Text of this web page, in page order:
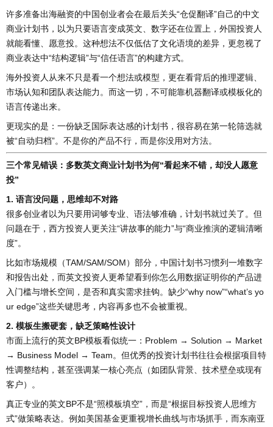
许多准备出海融资的中国创业者会在最后关头“仓促翻译”自己的中文
商业计划书，以为只要语言变成英文、数字还在位置上，外国投资人
就能看懂、愿意投。这种想法不仅低估了文化语境的差异，更忽视了
商业表达中“结构逻辑”与“信任语言”的构建方式。
海外投资人从来不只是看一个想法或模型，更在看背后的推理逻辑、
市场认知和团队表达能力。而这一切，不可能靠机器翻译或模板化的
语言传递出来。
更现实的是：一份缺乏国际表达感的计划书，很容易在第一轮筛选就
被“自动归档”。不是你的产品不行，而是你没用对方法。
三个常见错误：多数英文商业计划书为何“看起来不错，却没人愿意
投”
1. 语言没问题，思维却不对路
很多创业者以为只要用词够专业、语法够准确，计划书就过关了。但
问题在于，西方投资人更关注“讲故事的能力”与“商业推演的逻辑清晰
度”。
比如市场规模（TAM/SAM/SOM）部分，中国计划书习惯列一堆数字
和报告出处，而英文投资人更希望看到你怎么用数据证明你的产品进
入门槛与增长空间，是否和真实需求挂钩。缺少“why now”“what’s yo
ur edge”这些关键思考，内容再多也不会被重视。
2. 模板生搬硬套，缺乏策略性设计
市面上流行的英文BP模板看似统一：Problem → Solution → Market
→ Business Model → Team。但优秀的投资计划书往往会根据项目特
性调整结构，甚至强调某一核心亮点（如团队背景、技术壁垒或现有
客户）。
真正专业的英文BP不是“照模板填空”，而是“根据目标投资人思维方
式”做策略表达。例如美国基金更重视增长曲线与市场抓手，而东南亚